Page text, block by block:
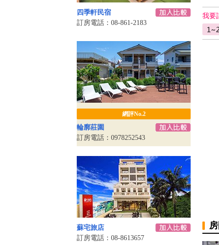
四季軒民宿
訂房電話：08-861-2183
網評No.2
輪廓莊園
訂房電話：0978252543
蘇宅旅店
訂房電話：08-8613657
我要